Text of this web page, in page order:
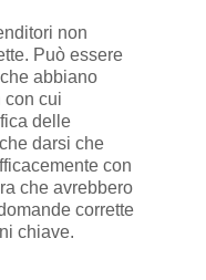
non
Può essere
abbiano
con cui
delle
darsi che
con
che avrebbero
corrette
chiave.